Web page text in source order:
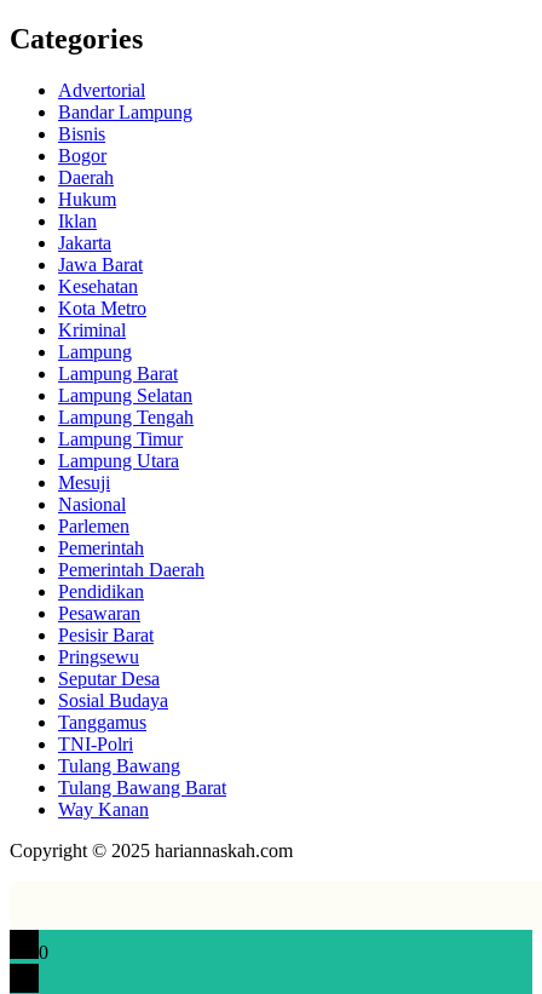
Categories
Advertorial
Bandar Lampung
Bisnis
Bogor
Daerah
Hukum
Iklan
Jakarta
Jawa Barat
Kesehatan
Kota Metro
Kriminal
Lampung
Lampung Barat
Lampung Selatan
Lampung Tengah
Lampung Timur
Lampung Utara
Mesuji
Nasional
Parlemen
Pemerintah
Pemerintah Daerah
Pendidikan
Pesawaran
Pesisir Barat
Pringsewu
Seputar Desa
Sosial Budaya
Tanggamus
TNI-Polri
Tulang Bawang
Tulang Bawang Barat
Way Kanan
Copyright © 2025 hariannaskah.com
0